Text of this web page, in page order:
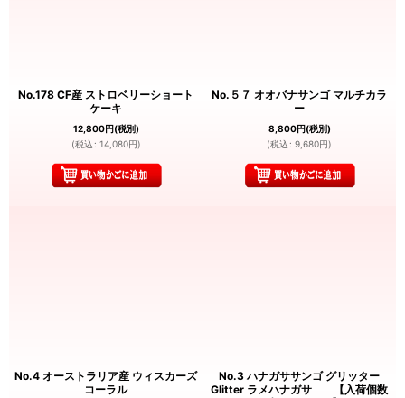
No.178 CF産 ストロベリーショート
ケーキ
12,800円(税別)
(税込 : 14,080円)
No.５７ オオバナサンゴ マルチカラ
ー
8,800円(税別)
(税込 : 9,680円)
No.4 オーストラリア産 ウィスカーズ
コーラル
No.3 ハナガササンゴ グリッター
Glitter ラメハナガサ 【入荷個数